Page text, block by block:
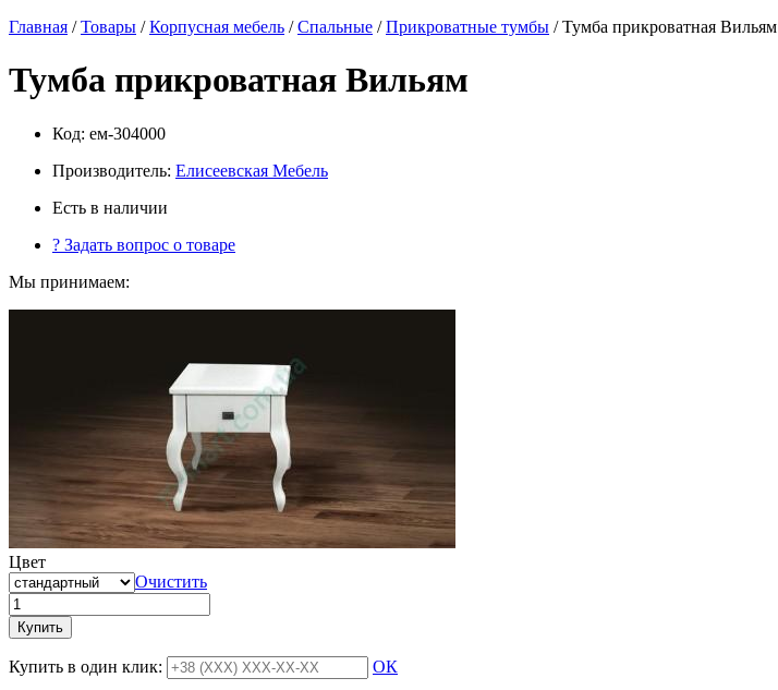
Главная /Товары /Корпусная мебель /Спальные /Прикроватные тумбы / Тумба прикроватная Вильям
Тумба прикроватная Вильям
Код: ем-304000
Производитель: Елисеевская Мебель
Есть в наличии
? Задать вопрос о товаре
Мы принимаем:
Цвет
Очистить
Купить
Купить в один клик: ОК